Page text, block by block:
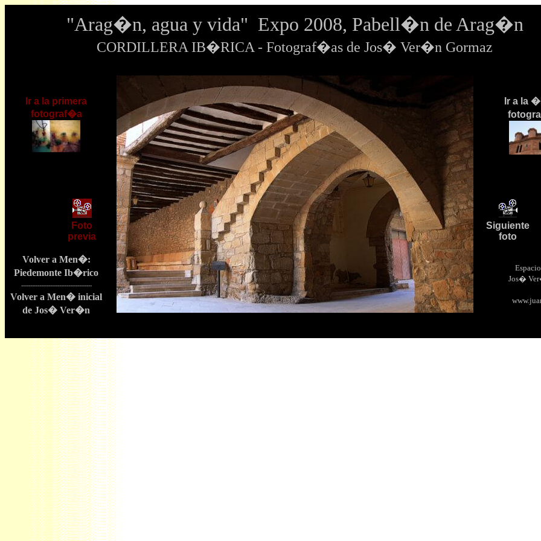
"Arag�n, agua y vida" Expo 2008, Pabell�n de Arag�n
CORDILLERA IB�RICA - Fotograf�as de Jos� Ver�n Gormaz
Ir a la primera
fotograf�a
Ir a la
Foto
previa
Siguiente
foto
Volver a Men�:
Piedemonte Ib�rico
---------------------------------------
Volver a Men� inicial
de Jos� Ver�n
Jos�